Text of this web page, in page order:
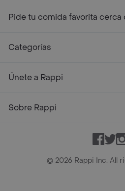
Pide tu comida favorita cerca
Categorías
Únete a Rappi
Sobre Rappi
© 2026 Rappi Inc. All